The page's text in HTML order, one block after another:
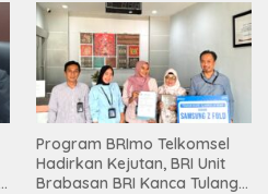
Program BRImo Telkomsel
Hadirkan Kejutan, BRI Unit
Brabasan BRI Kanca Tulang